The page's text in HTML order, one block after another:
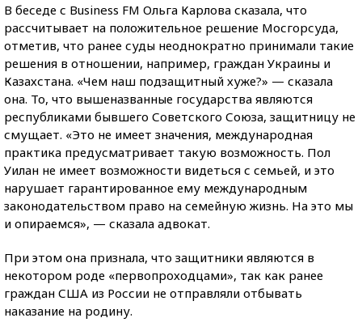
В беседе с Business FM Ольга Карлова сказала, что
рассчитывает на положительное решение Мосгорсуда,
отметив, что ранее суды неоднократно принимали такие
решения в отношении, например, граждан Украины и
Казахстана. «Чем наш подзащитный хуже?» — сказала
она. То, что вышеназванные государства являются
республиками бывшего Советского Союза, защитницу не
смущает. «Это не имеет значения, международная
практика предусматривает такую возможность. Пол
Уилан не имеет возможности видеться с семьей, и это
нарушает гарантированное ему международным
законодательством право на семейную жизнь. На это мы
и опираемся», — сказала адвокат.
При этом она признала, что защитники являются в
некотором роде «первопроходцами», так как ранее
граждан США из России не отправляли отбывать
наказание на родину.